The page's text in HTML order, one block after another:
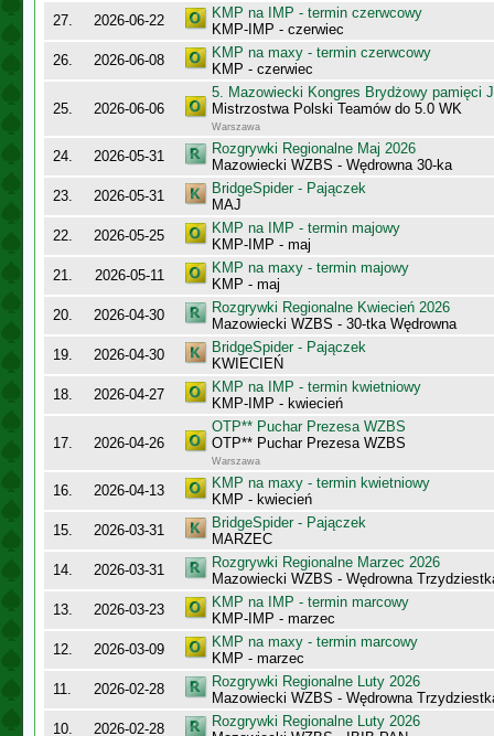
27.
2026-06-22
KMP na IMP - termin czerwcowy
KMP-IMP - czerwiec
26.
2026-06-08
KMP na maxy - termin czerwcowy
KMP - czerwiec
25. 2026-06-06
5. Mazowiecki Kongres Brydżowy pamięci
Mistrzostwa Polski Teamów do 5.0 WK
Warszawa
24. 2026-05-31
Rozgrywki Regionalne Maj 2026
Mazowiecki WZBS - Wędrowna 30-ka
23.
2026-05-31
BridgeSpider - Pajączek
MAJ
22.
2026-05-25
KMP na IMP - termin majowy
KMP-IMP - maj
21.
2026-05-11
KMP na maxy - termin majowy
KMP - maj
20.
2026-04-30
Rozgrywki Regionalne Kwiecień 2026
Mazowiecki WZBS - 30-tka Wędrowna
19.
2026-04-30
BridgeSpider - Pajączek
KWIECIEŃ
18.
2026-04-27
KMP na IMP - termin kwietniowy
KMP-IMP - kwiecień
17. 2026-04-26
OTP** Puchar Prezesa WZBS
OTP** Puchar Prezesa WZBS
Warszawa
16. 2026-04-13
KMP na maxy - termin kwietniowy
KMP - kwiecień
15.
2026-03-31
BridgeSpider - Pajączek
MARZEC
14.
2026-03-31
Rozgrywki Regionalne Marzec 2026
Mazowiecki WZBS - Wędrowna
13.
2026-03-23
KMP na IMP - termin marcowy
KMP-IMP - marzec
12.
2026-03-09
KMP na maxy - termin marcowy
KMP - marzec
11.
2026-02-28
Rozgrywki Regionalne Luty 2026
Mazowiecki WZBS - Wędrowna
10.
2026-02-28
Rozgrywki Regionalne Luty 2026